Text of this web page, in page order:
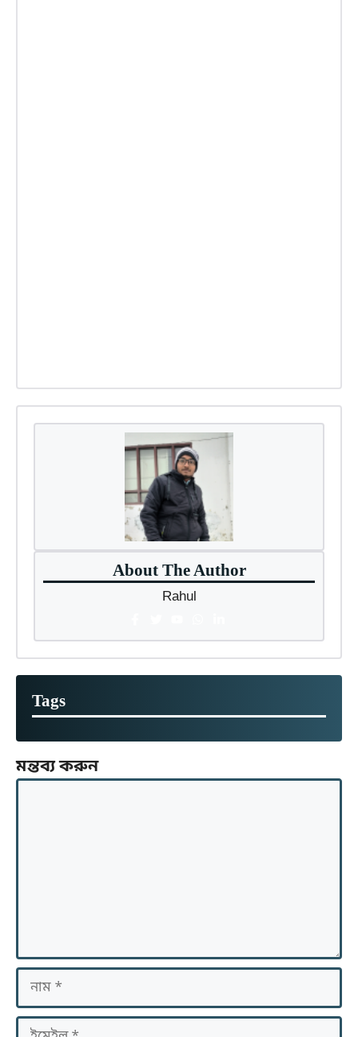
About The Author
Rahul
Tags
মন্তব্য করুন
মন্তব্য
নাম
ইমেইল